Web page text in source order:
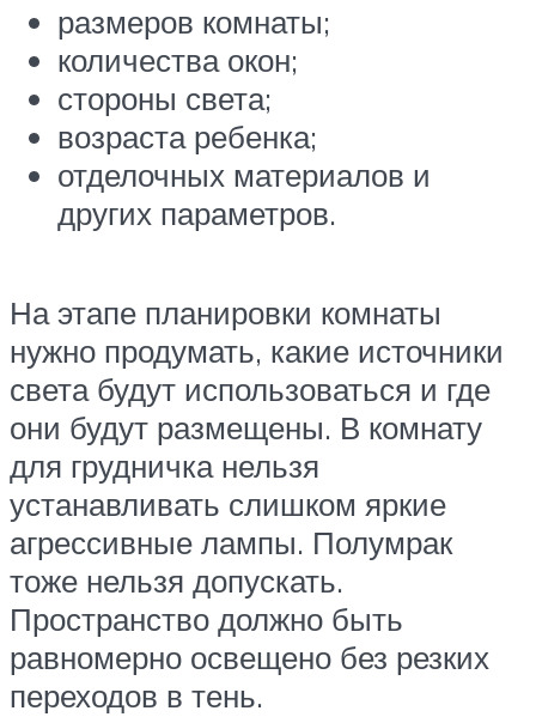
размеров комнаты;
количества окон;
стороны света;
возраста ребенка;
отделочных материалов и
других параметров.
На этапе планировки комнаты
нужно продумать, какие источники
света будут использоваться и где
они будут размещены. В комнату
для грудничка нельзя
устанавливать слишком яркие
агрессивные лампы. Полумрак
тоже нельзя допускать.
Пространство должно быть
равномерно освещено без резких
переходов в тень.